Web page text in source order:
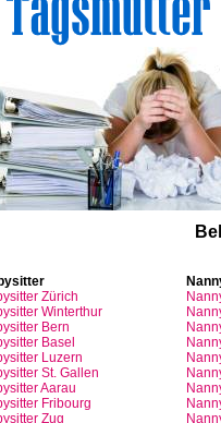
Zürich
Winterthur
Bern
Basel
Luzern
St. Gallen
Aarau
Fribourg
Zug